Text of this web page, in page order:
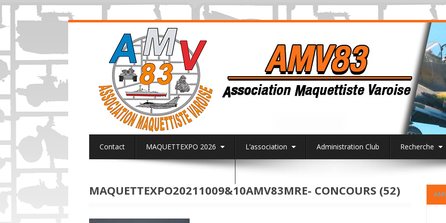
Contact MAQUETTEXPO 2026 L’association Administration Club Recherche
MAQUETTEXPO20211009&10AMV83MRE- CONCOURS (52)